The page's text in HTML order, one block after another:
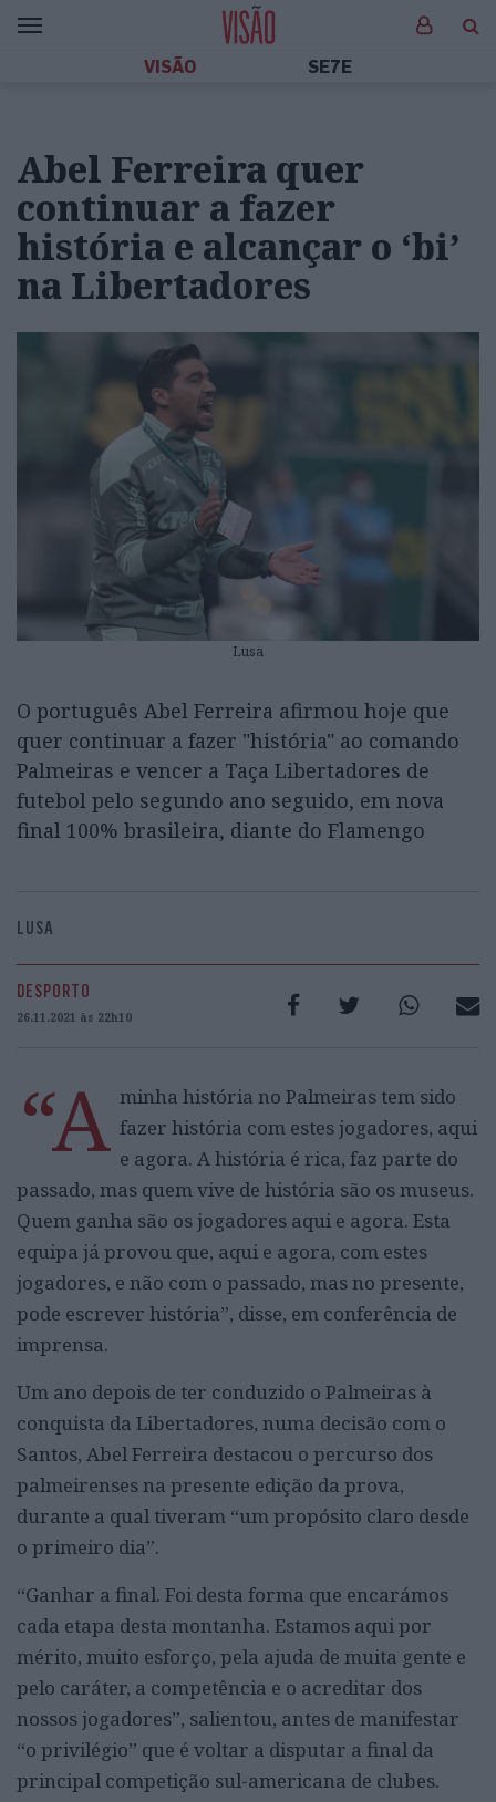
VISÃO SE7E
Abel Ferreira quer
continuar a fazer
história e alcançar o ‘bi’
na Libertadores
Lusa
O português Abel Ferreira afirmou hoje que
quer continuar a fazer "história" ao comando
Palmeiras e vencer a Taça Libertadores de
futebol pelo segundo ano seguido, em nova
final 100% brasileira, diante do Flamengo
LUSA
DESPORTO
26.11.2021 às 22h10
“A minha história no Palmeiras tem sido
fazer história com estes jogadores, aqui
e agora. A história é rica, faz parte do
passado, mas quem vive de história são os museus.
Quem ganha são os jogadores aqui e agora. Esta
equipa já provou que, aqui e agora, com estes
jogadores, e não com o passado, mas no presente,
pode escrever história”, disse, em conferência de
imprensa.
Um ano depois de ter conduzido o Palmeiras à
conquista da Libertadores, numa decisão com o
Santos, Abel Ferreira destacou o percurso dos
palmeirenses na presente edição da prova,
durante a qual tiveram “um propósito claro desde
o primeiro dia”.
“Ganhar a final. Foi desta forma que encarámos
cada etapa desta montanha. Estamos aqui por
mérito, muito esforço, pela ajuda de muita gente e
pelo caráter, a competência e o acreditar dos
nossos jogadores”, salientou, antes de manifestar
“o privilégio” que é voltar a disputar a final da
principal competição sul-americana de clubes.